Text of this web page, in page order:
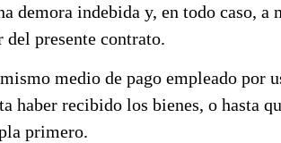
demora indebida y, en todo caso, a
del presente contrato.
medio de pago empleado por
recibido los bienes, o hasta
primero.